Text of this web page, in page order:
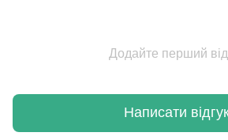
Додайте перший
Написати